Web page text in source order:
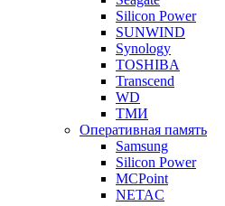
Silicon Power
SUNWIND
Synology
TOSHIBA
Transcend
WD
ТМИ
Оперативная память
Samsung
Silicon Power
MCPoint
NETAC